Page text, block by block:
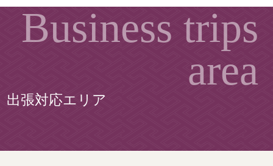
出張対応エリア